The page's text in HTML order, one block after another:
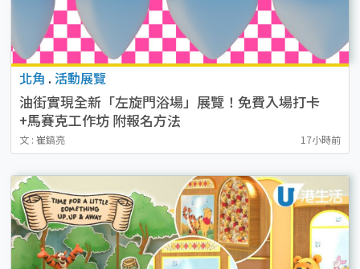
北角 . 活動展覽
油街實現全新「左旋門浴場」展覽！免費入場打卡
+馬賽克工作坊 附報名方法
文 : 崔鎬亮 17小時前